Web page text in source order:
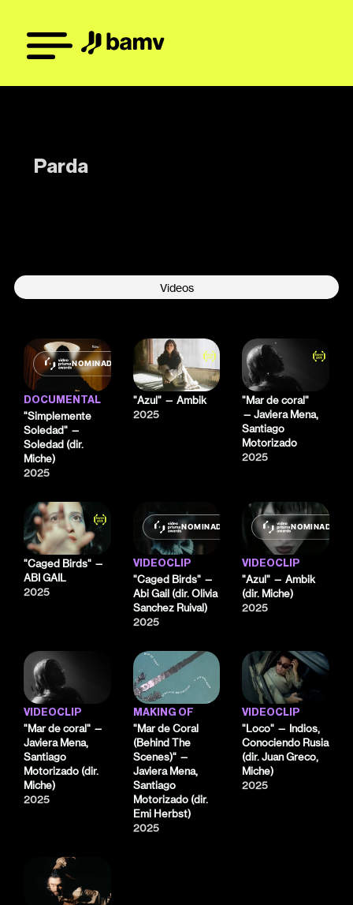
Parda
Videos
NOMINADO
DOCUMENTAL
"Simplemente
Soledad" —
Soledad (dir.
Miche)
2025
"Azul" — Ambik
2025
"Mar de coral"
— Javiera Mena,
Santiago
Motorizado
2025
"Caged Birds" —
ABI GAIL
2025
NOMINADO
VIDEOCLIP
"Caged Birds" —
Abi Gail (dir. Olivia
Sanchez Ruival)
2025
NOMINADO
VIDEOCLIP
"Azul" — Ambik
(dir. Miche)
2025
VIDEOCLIP
"Mar de coral" —
Javiera Mena,
Santiago
Motorizado (dir.
Miche)
2025
MAKING OF
"Mar de Coral
(Behind The
Scenes)" —
Javiera Mena,
Santiago
Motorizado (dir.
Emi Herbst)
2025
VIDEOCLIP
"Loco" — Indios,
Conociendo Rusia
(dir. Juan Greco,
Miche)
2025